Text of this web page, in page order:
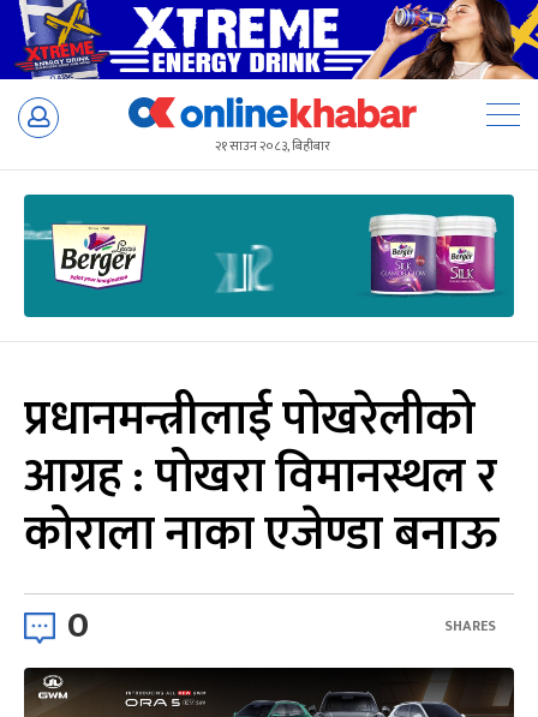
Skip
२१ साउन २०८३, बिहीबार
प्रधानमन्त्रीलाई पोखरेलीको
आग्रह : पोखरा विमानस्थल र
कोराला नाका एजेण्डा बनाऊ
0 SHARES